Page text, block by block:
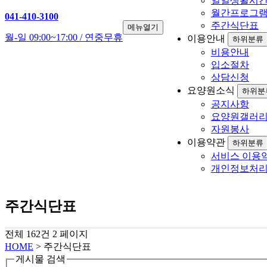
041-410-3100
월-일 09:00~17:00 / 연중무휴
메뉴열기
월간프로그램
주간식단표
이용안내
하위분류
비용안내
입소절차
상담신청
요양원소식
하위분
공지사항
요양원갤러리
자원봉사
이용약관
하위분류
서비스 이용
개인정보처
주간식단표
전체 162건 2 페이지
HOME > 주간식단표
게시물 검색